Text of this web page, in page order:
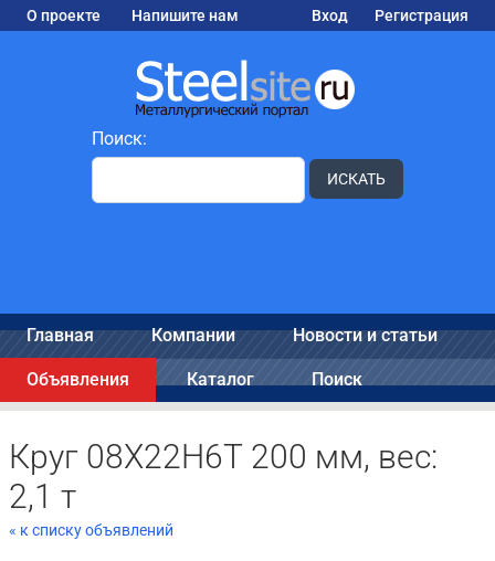
О проекте Напишите нам Вход Регистрация
Поиск:
ИСКАТЬ
Главная Компании Новости и статьи
Объявления Каталог Поиск
Круг 08Х22Н6Т 200 мм, вес:
2,1 т
« к списку объявлений